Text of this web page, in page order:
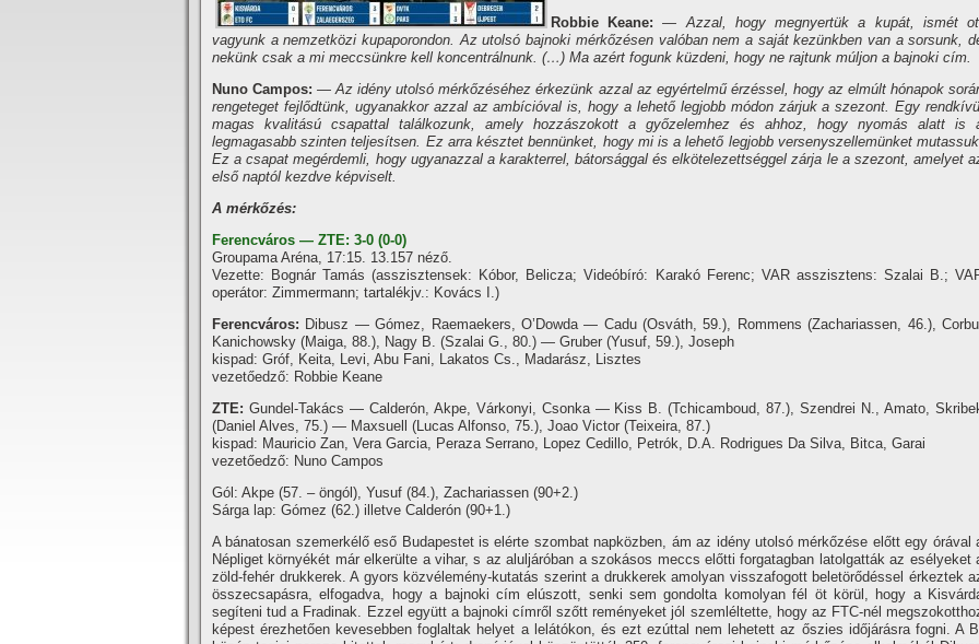
Robbie Keane:
— Azzal, hogy megnyertük a kupát, ismét
vagyunk a nemzetközi kupaporondon. Az utolsó bajnoki mérkőzésen valóban nem a saját kezünkben van a sorsunk,
nekünk csak a mi meccsünkre kell koncentrálnunk. (…) Ma azért fogunk küzdeni, hogy ne rajtunk múljon a bajnoki cím.
Nuno Campos: — Az idény utolsó mérkőzéséhez érkezünk azzal az egyértelmű érzéssel, hogy az elmúlt hónapok
rengeteget fejlődtünk, ugyanakkor azzal az ambícióval is, hogy a lehető legjobb módon zárjuk a szezont. Egy
magas kvalitású csapattal találkozunk, amely hozzászokott a győzelemhez és ahhoz, hogy nyomás alatt is
legmagasabb szinten teljesítsen. Ez arra késztet bennünket, hogy mi is a lehető legjobb versenyszellemünket
Ez a csapat megérdemli, hogy ugyanazzal a karakterrel, bátorsággal és elkötelezettséggel zárja le a szezont, amelyet
első naptól kezdve képviselt.
A mérkőzés:
Ferencváros — ZTE: 3-0 (0-0)
Groupama Aréna, 17:15. 13.157 néző.
Vezette: Bognár Tamás (asszisztensek: Kóbor, Belicza; Videóbíró: Karakó Ferenc; VAR asszisztens: Szalai B.;
operátor: Zimmermann; tartalékjv.: Kovács I.)
Ferencváros: Dibusz — Gómez, Raemaekers, O’Dowda — Cadu (Osváth, 59.), Rommens (Zachariassen, 46.),
Kanichowsky (Maiga, 88.), Nagy B. (Szalai G., 80.) — Gruber (Yusuf, 59.), Joseph
kispad: Gróf, Keita, Levi, Abu Fani, Lakatos Cs., Madarász, Lisztes
vezetőedző: Robbie Keane
ZTE: Gundel-Takács — Calderón, Akpe, Várkonyi, Csonka — Kiss B. (Tchicamboud, 87.), Szendrei N., Amato,
(Daniel Alves, 75.) — Maxsuell (Lucas Alfonso, 75.), Joao Victor (Teixeira, 87.)
kispad: Mauricio Zan, Vera Garcia, Peraza Serrano, Lopez Cedillo, Petrók, D.A. Rodrigues Da Silva, Bitca, Garai
vezetőedző: Nuno Campos
Gól: Akpe (57. – öngól), Yusuf (84.), Zachariassen (90+2.)
Sárga lap: Gómez (62.) illetve Calderón (90+1.)
A bánatosan szemerkélő eső Budapestet is elérte szombat napközben, ám az idény utolsó mérkőzése előtt egy órával
Népliget környékét már elkerülte a vihar, s az aluljáróban a szokásos meccs előtti forgatagban latolgatták az esélyeket
zöld-fehér drukkerek. A gyors közvélemény-kutatás szerint a drukkerek amolyan visszafogott beletörődéssel érkeztek
összecsapásra, elfogadva, hogy a bajnoki cím elúszott, senki sem gondolta komolyan fél öt körül, hogy a
segíteni tud a Fradinak. Ezzel együtt a bajnoki címről szőtt reményeket jól szemléltette, hogy az FTC-nél
képest érezhetően kevesebben foglaltak helyet a lelátókon, és ezt ezúttal nem lehetett az őszies időjárásra fogni. A